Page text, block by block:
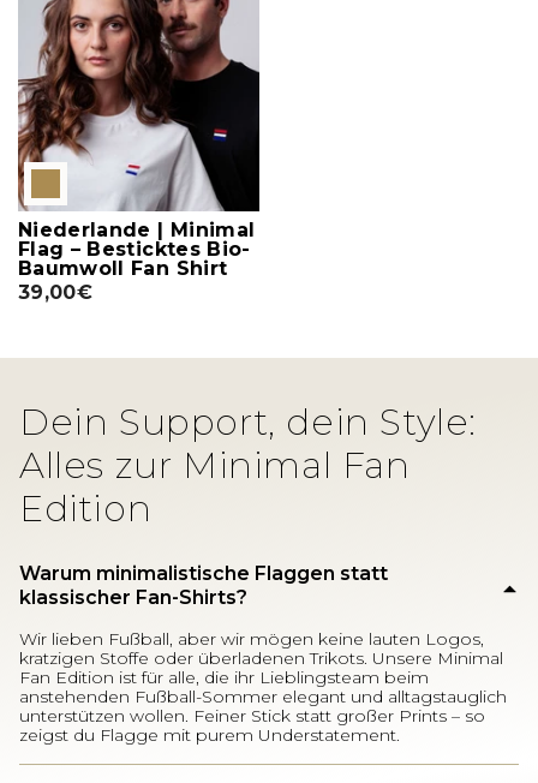
Niederlande | Minimal
Flag – Besticktes Bio-
Baumwoll Fan Shirt
39,00€
Dein Support, dein Style:
Alles zur Minimal Fan
Edition
Warum minimalistische Flaggen statt
klassischer Fan-Shirts?
Wir lieben Fußball, aber wir mögen keine lauten Logos,
kratzigen Stoffe oder überladenen Trikots. Unsere Minimal
Fan Edition ist für alle, die ihr Lieblingsteam beim
anstehenden Fußball-Sommer elegant und alltagstauglich
unterstützen wollen. Feiner Stick statt großer Prints – so
zeigst du Flagge mit purem Understatement.